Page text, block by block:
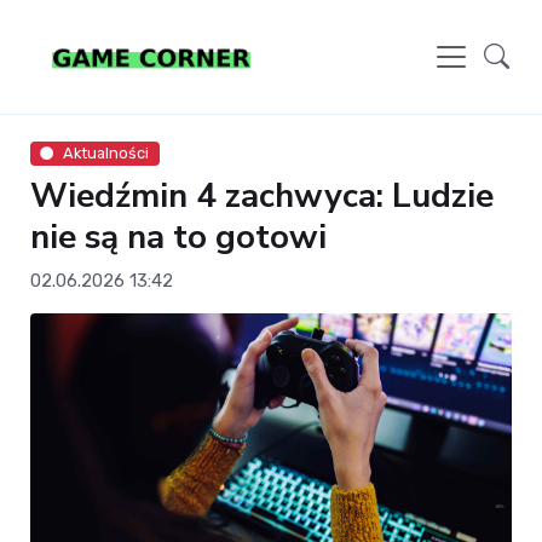
Aktualności
Wiedźmin 4 zachwyca: Ludzie
nie są na to gotowi
02.06.2026 13:42